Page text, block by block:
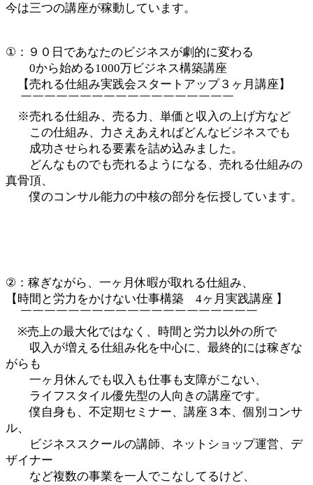
今は三つの講座が稼動しています。
①：９０日であなたのビジネスが劇的に変わる
0から始める1000万ビジネス構築講座
【売れる仕組み実践会スタートアップ３ヶ月講座】
￣￣￣￣￣￣￣￣￣￣￣￣￣￣￣￣￣￣
※売れる仕組み、売る力、単価と収入の上げ方など
この仕組み、力さえあえればどんなビジネスでも
成功させられる要素を詰め込みました。
どんなものでも売れるようになる、売れる仕組みの
真骨頂、
僕のコンサル能力の中核の部分を伝授しています。
②：稼ぎながら、一ヶ月休暇が取れる仕組み、
【時間と労力をかけない仕事構築 4ヶ月実践講座 】
￣￣￣￣￣￣￣￣￣￣￣￣￣￣￣￣￣￣￣￣
※売上の最大化ではなく、時間と労力以外の所で
収入が増える仕組み化を中心に、最終的には稼ぎな
がらも
一ヶ月休んでも収入も仕事も支障がこない、
ライフスタイル優先型の人向きの講座です。
僕自身も、不定期セミナー、講座３本、個別コンサ
ル、
ビジネススクールの講師、ネットショップ運営、デ
ザイナー
など複数の事業を一人でこなしてるけど、